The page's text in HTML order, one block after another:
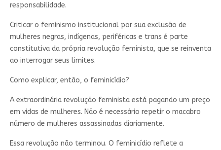
responsabilidade.
Criticar o feminismo institucional por sua exclusão de
mulheres negras, indígenas, periféricas e trans é parte
constitutiva da própria revolução feminista, que se reinventa
ao interrogar seus limites.
Como explicar, então, o feminicídio?
A extraordinária revolução feminista está pagando um preço
em vidas de mulheres. Não é necessário repetir o macabro
número de mulheres assassinadas diariamente.
Essa revolução não terminou. O feminicídio reflete a